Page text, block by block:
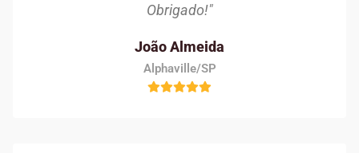
Obrigado!"
João Almeida
Alphaville/SP